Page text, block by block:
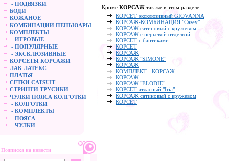
- ПОДВЯЗКИ
БОДИ
КОЖАНОЕ
КОМБИНАЦИИ ПЕНЬЮАРЫ
КОМПЛЕКТЫ
- ИГРОВЫЕ
- ПОПУЛЯРНЫЕ
- ЭКСКЛЮЗИВНЫЕ
КОРСЕТЫ КОРСАЖИ
ЛАК ЛАТЕКС
ПЛАТЬЯ
СЕТКИ CATSUIT
СТРИНГИ ТРУСИКИ
ЧУЛКИ ПОЯСА КОЛГОТКИ
- КОЛГОТКИ
- КОМПЛЕКТЫ
- ПОЯСА
- ЧУЛКИ
Подписка на новости
Кроме КОРСАЖ так же в этом разделе:
КОРСЕТ эксклюзивный GIOVANNA
КОРСАЖ-КОМБИНАЦИЯ "Casey"
КОРСАЖ сатиновый с кружевом
КОРСАЖ с перьевой отделкой
КОРСЕТ с бантиками
КОРСЕТ
КОРСАЖ
КОРСАЖ "SIMONE"
КОРСАЖ
КОМПЛЕКТ - КОРСАЖ
КОРСАЖ
КОРСАЖ "ELODIE"
КОРСЕТ атласный "Iria"
КОРСАЖ сатиновый с кружевом
КОРСЕТ